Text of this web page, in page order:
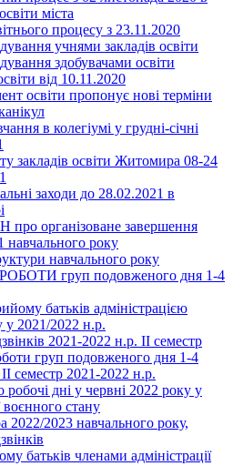
міста
процесу з 23.11.2020
учнями закладів освіти
здобувачами освіти
від 10.11.2020
освіти пропонує нові терміни
в колегіумі у грудні-січні
закладів освіти Житомира 08-24
заходи до 28.02.2021 в
організоване завершення
навчального року
навчального року
груп подовженого дня 1-4
батьків адміністрацією
у 2021/2022 н.р.
2021-2022 н.р. ІІ семестр
груп подовженого дня 1-4
семестр 2021-2022 н.р.
робочі дні у червні 2022 року у
воєнного стану
2022/2023 навчального року,
батьків членами адміністрації